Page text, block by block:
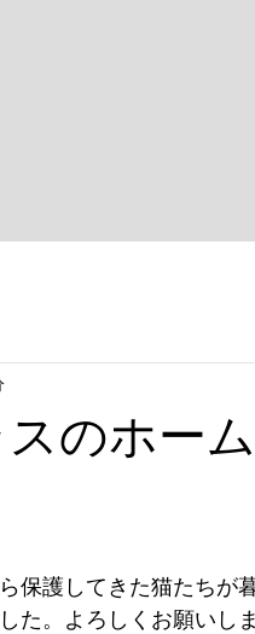
のホー
護してきた猫たちが
た。よろしくお願いしま